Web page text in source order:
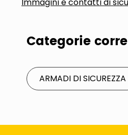
Categorie
ARMADI DI SICUREZZA